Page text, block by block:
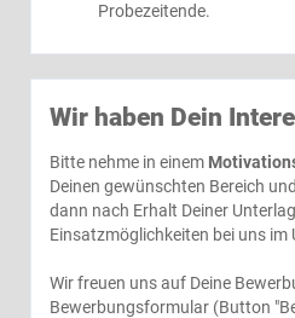
Probezeitende.
Wir haben Dein
Bitte nehme in einem
Deinen gewünschten Bereich
dann nach Erhalt Deiner
Einsatzmöglichkeiten bei uns im
Wir freuen uns auf Deine
Bewerbungsformular (Button